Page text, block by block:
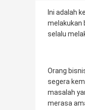
Ini adalah
melakukan
selalu
Orang
segera
masalah
merasa